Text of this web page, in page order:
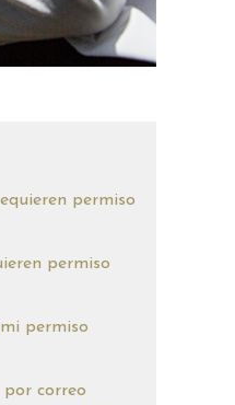
permiso
permiso
permiso
por correo